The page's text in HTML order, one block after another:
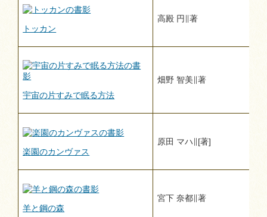
トッカン
高殿 円∥著
宇宙の片すみで眠る方法
畑野 智美∥著
楽園のカンヴァス
原田 マハ∥[著]
羊と鋼の森
宮下 奈都∥著